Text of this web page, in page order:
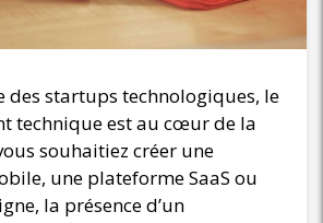
des startups technologiques, le
technique est au cœur de la
souhaitiez créer une
une plateforme SaaS ou
la présence d’un